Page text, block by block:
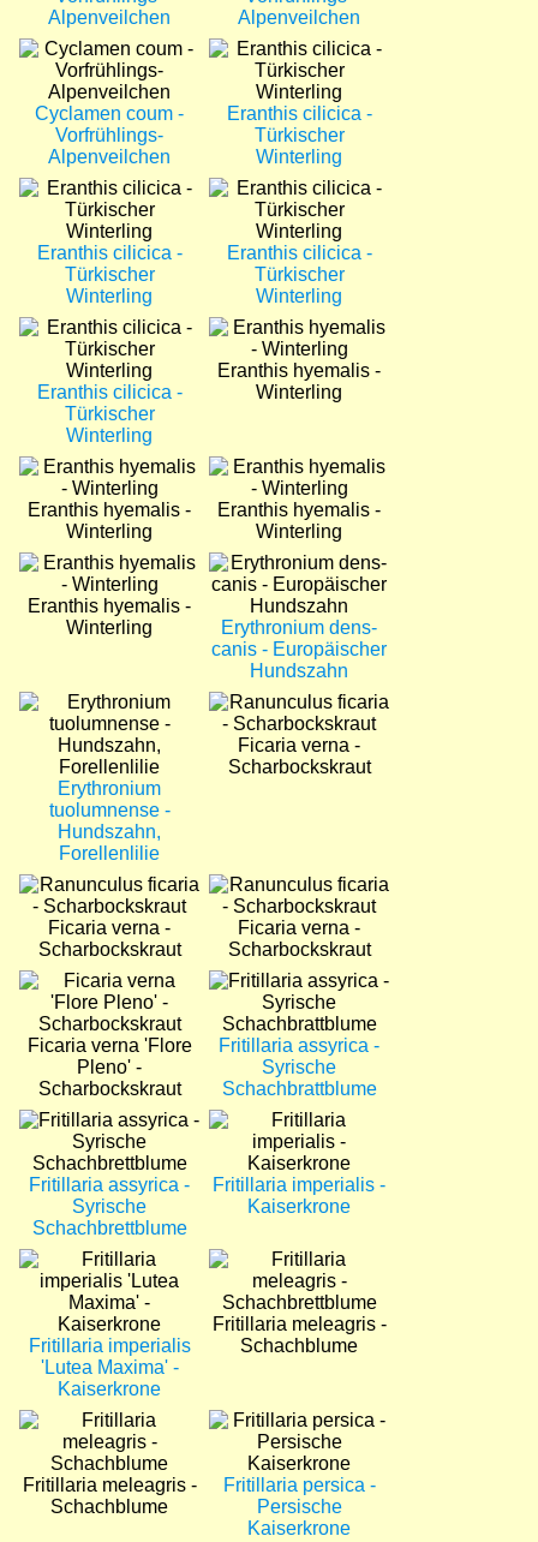
Alpenveilchen
Alpenveilchen
Bild
Cyclamen coum -
Vorfrühlings-
Alpenveilchen
Bild
Eranthis cilicica -
Türkischer
Winterling
Bild
Eranthis cilicica -
Türkischer
Winterling
Bild
Eranthis cilicica -
Türkischer
Winterling
Bild
Eranthis cilicica -
Türkischer
Winterling
Bild
Eranthis hyemalis -
Winterling
Bild
Eranthis hyemalis -
Winterling
Bild
Eranthis hyemalis -
Winterling
Bild
Eranthis hyemalis -
Winterling
Bild
Erythronium dens-
canis - Europäischer
Hundszahn
Bild
Erythronium
tuolumnense -
Hundszahn,
Forellenlilie
Bild
Ficaria verna -
Scharbockskraut
Bild
Ficaria verna -
Scharbockskraut
Bild
Ficaria verna -
Scharbockskraut
Bild
Ficaria verna 'Flore
Pleno' -
Scharbockskraut
Bild
Fritillaria assyrica -
Syrische
Schachbrattblume
Bild
Fritillaria assyrica -
Syrische
Schachbrettblume
Bild
Fritillaria imperialis -
Kaiserkrone
Bild
Fritillaria imperialis
'Lutea Maxima' -
Kaiserkrone
Bild
Fritillaria meleagris -
Schachblume
Bild
Fritillaria meleagris -
Schachblume
Bild
Fritillaria persica -
Persische
Kaiserkrone